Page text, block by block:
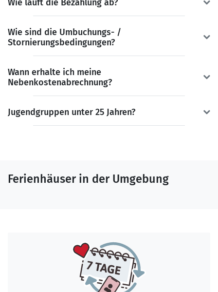
Wie läuft die Bezahlung ab?
Wie sind die Umbuchungs- /
Stornierungsbedingungen?
Wann erhalte ich meine
Nebenkostenabrechnung?
Jugendgruppen unter 25 Jahren?
Ferienhäuser in der Umgebung